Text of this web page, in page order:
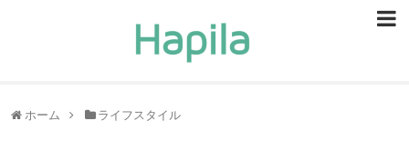
ホーム ライフスタイル